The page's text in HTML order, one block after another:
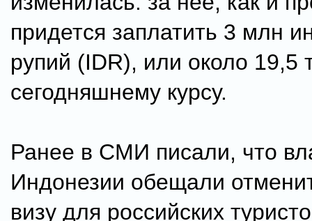
придется заплатить 3 млн
рупий (IDR), или около 19,5
сегодняшнему курсу.
Ранее в СМИ писали, что
Индонезии обещали
визу для российских